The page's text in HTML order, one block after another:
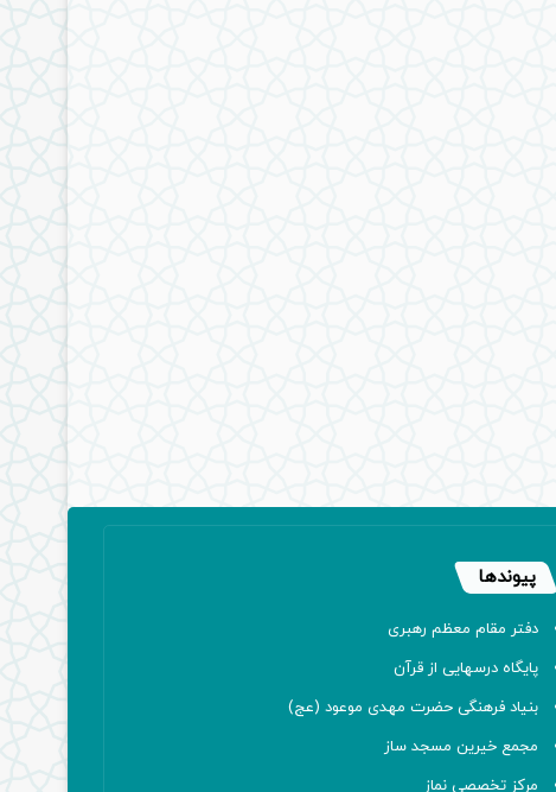
پیوندها
دفتر مقام معظم رهبری
پایگاه درسهایی از قرآن
بنیاد فرهنگی حضرت مهدی موعود (عج)
مجمع خیرین مسجد ساز
مرکز تخصصی نماز